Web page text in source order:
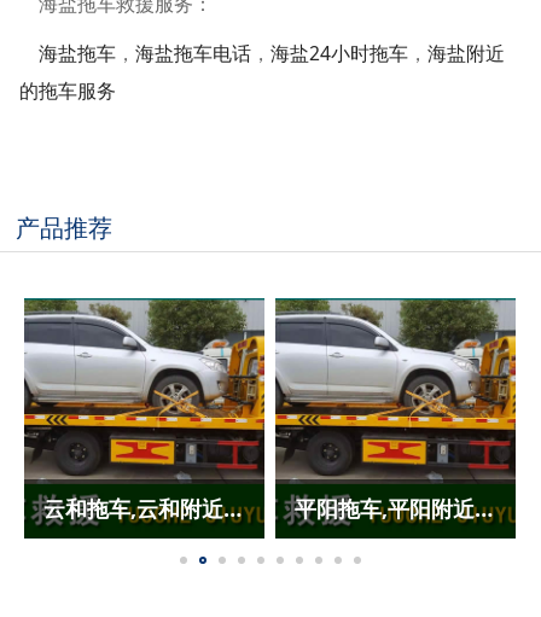
海盐拖车， 海盐拖车电话， 海盐24小时拖车， 海盐附近
的拖车服务
产品推荐
云和拖车,云和附近24小时拖车救援 平阳拖车,平阳附近24小时拖车救援